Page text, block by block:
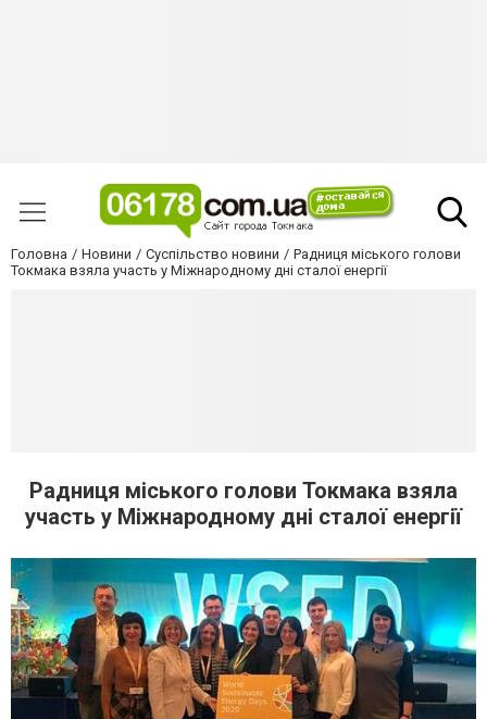
Головна Новини Суспільство новини
Радниця міського голови
Токмака взяла участь у Міжнародному дні сталої енергії
Радниця міського голови Токмака взяла
участь у Міжнародному дні сталої енергії